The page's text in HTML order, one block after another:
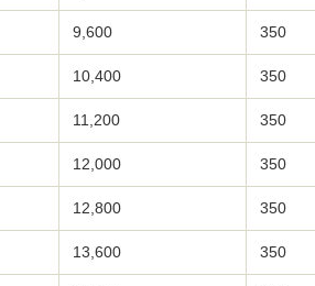
9,600 350
10,400 350
11,200 350
12,000 350
12,800 350
13,600 350